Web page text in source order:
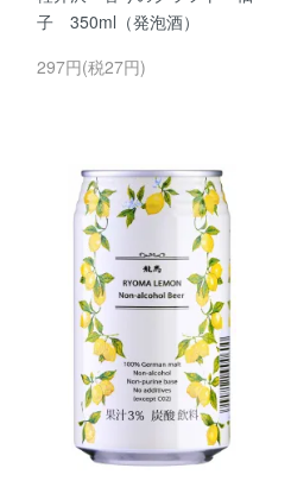
子 350ml（発泡酒）
297円(税27円)